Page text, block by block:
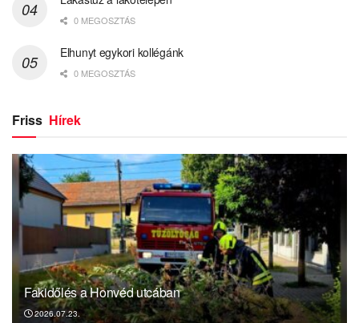
0 MEGOSZTÁS
Elhunyt egykori kollégánk
0 MEGOSZTÁS
Friss Hírek
Fakidőlés a Honvéd utcában
2026.07.23.